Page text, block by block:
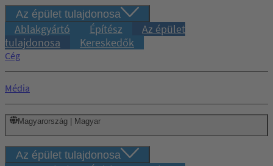
Az épület tulajdonosa
Ablakgyártó Építész
Az épület
tulajdonosa
Kereskedők
Cég
Média
Magyarország | Magyar
Az épület tulajdonosa